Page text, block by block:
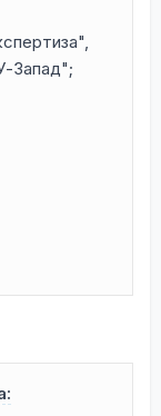
Запад";